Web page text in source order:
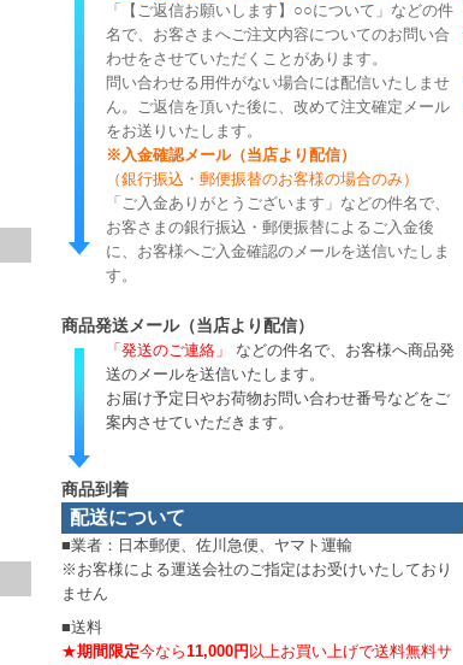
「【ご返信お願いします】○○について」などの件
名で、お客さまへご注文内容についてのお問い合
わせをさせていただくことがあります。
問い合わせる用件がない場合には配信いたしませ
ん。ご返信を頂いた後に、改めて注文確定メール
をお送りいたします。
※入金確認メール（当店より配信）
（銀行振込・郵便振替のお客様の場合のみ）
「ご入金ありがとうございます」などの件名で、
お客さまの銀行振込・郵便振替によるご入金後
に、お客様へご入金確認のメールを送信いたしま
す。
商品発送メール（当店より配信）
「発送のご連絡」 などの件名で、お客様へ商品発
送のメールを送信いたします。
お届け予定日やお荷物お問い合わせ番号などをご
案内させていただきます。
商品到着
配送について
■業者：日本郵便、佐川急便、ヤマト運輸
※お客様による運送会社のご指定はお受けいたしており
ません
■送料
★期間限定今なら11,000円 以上お買い上げで送料無料サ